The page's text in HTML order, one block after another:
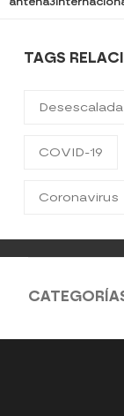
TAGS
Desescalada
COVID-19
Coronavirus
Antena 3
Tu cara me